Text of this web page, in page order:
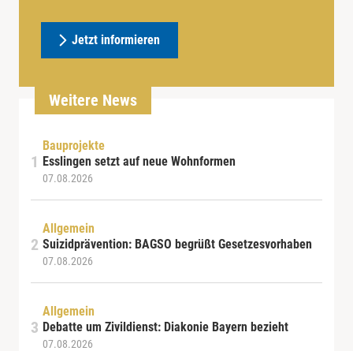
Jetzt informieren
Weitere News
Bauprojekte
Esslingen setzt auf neue Wohnformen
07.08.2026
Allgemein
Suizidprävention: BAGSO begrüßt Gesetzesvorhaben
07.08.2026
Allgemein
Debatte um Zivildienst: Diakonie Bayern bezieht
07.08.2026